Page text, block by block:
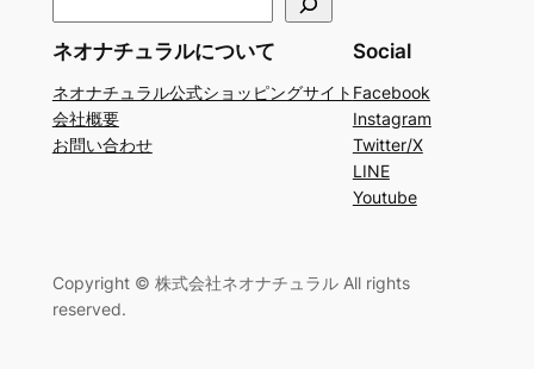
ネオナチュラルについて
ネオナチュラル公式ショッピングサイト
会社概要
お問い合わせ
Social
Facebook
Instagram
Twitter/X
LINE
Youtube
Copyright © 株式会社ネオナチュラル All rights
reserved.